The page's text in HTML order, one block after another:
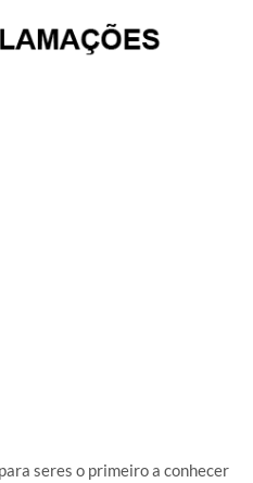
seres o primeiro a conhecer